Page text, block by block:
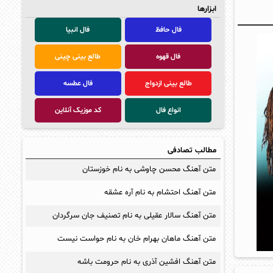
ابزارها
فال حافظ فال انبیا
فال قهوه طالع بینی چینی
طالع بینی ازدواج فال عطسه
انواع فال کد موزیک آنلاین
مطالب تصادفی
متن آهنگ محسن چاوشی به نام خوزستان
متن آهنگ احتشام به نام آره عشقه
متن آهنگ سالار عقیلی به نام تصنیف جان سرگردان
متن آهنگ ماهان بهرام خان به نام حواست نیست
متن آهنگ افشین آذری به نام حرومت باشه